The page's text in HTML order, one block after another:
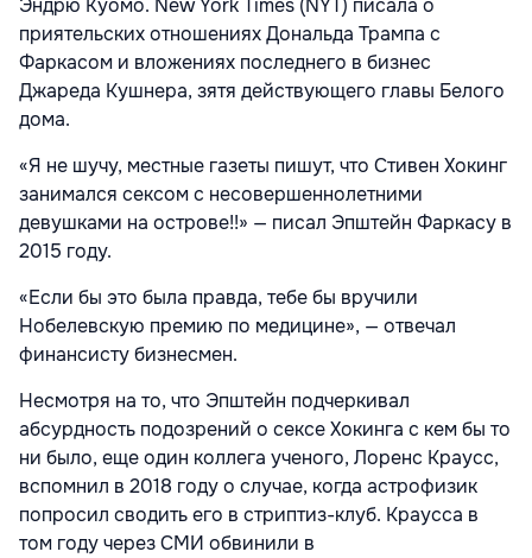
Эндрю Куомо. New York Times (NYT) писала о
приятельских отношениях Дональда Трампа с
Фаркасом и вложениях последнего в бизнес
Джареда Кушнера, зятя действующего главы Белого
дома.
«Я не шучу, местные газеты пишут, что Стивен Хокинг
занимался сексом с несовершеннолетними
девушками на острове!!» — писал Эпштейн Фаркасу в
2015 году.
«Если бы это была правда, тебе бы вручили
Нобелевскую премию по медицине», — отвечал
финансисту бизнесмен.
Несмотря на то, что Эпштейн подчеркивал
абсурдность подозрений о сексе Хокинга с кем бы то
ни было, еще один коллега ученого, Лоренс Краусс,
вспомнил в 2018 году о случае, когда астрофизик
попросил сводить его в стриптиз-клуб. Краусса в
том году через СМИ обвинили в